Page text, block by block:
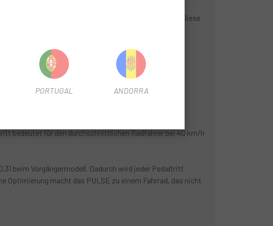
und strategische Abschnitte leichter gestaltet. Diese
Fahrerlebnis auf jedem terreno . Neben der
auf längeren las zu maximieren.
den Luftwiderstand reduziert, konnten wir den
bedeutet für den durchschnittlichen Radfahrer bei 40 km/h
beim Vorgängermodell. Dadurch wird jeder Pedaltritt
Optimierung macht das PULSE zu einem Fahrrad, das nicht
PORTUGAL ANDORRA